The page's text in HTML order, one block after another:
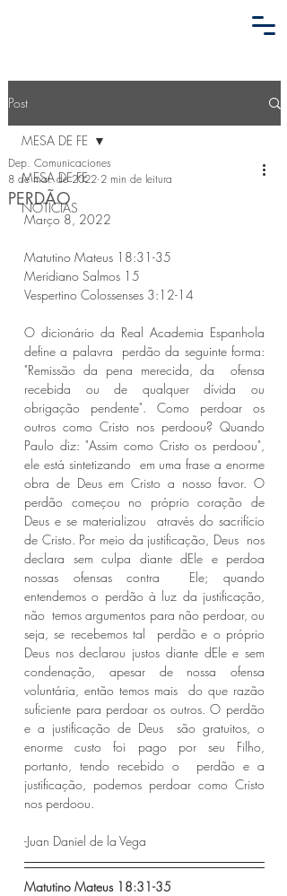
Post
MESA DE FE
NOTICIAS
MESA DE FE
PERDÃO
Dep. Comunicaciones
8 de mar. de 2022 2 min de leitura
Março 8, 2022
Matutino Mateus 18:31-35
Meridiano Salmos 15
Vespertino Colossenses 3:12-14
O dicionário da Real Academia Espanhola
define a palavra  perdão da seguinte forma:
"Remissão da pena merecida, da  ofensa
recebida ou de qualquer dívida ou
obrigação pendente". Como perdoar os
outros como Cristo nos perdoou? Quando
Paulo diz: "Assim como Cristo os perdoou",
ele está sintetizando  em uma frase a enorme
obra de Deus em Cristo a nosso favor. O
perdão começou no próprio coração de
Deus e se materializou  através do sacrifício
de Cristo. Por meio da justificação, Deus  nos
declara sem culpa diante dEle e perdoa
nossas ofensas contra  Ele; quando
entendemos o perdão à luz da justificação,
não  temos argumentos para não perdoar, ou
seja, se recebemos tal  perdão e o próprio
Deus nos declarou justos diante dEle e sem
condenação, apesar de nossa ofensa
voluntária, então temos mais  do que razão
suficiente para perdoar os outros. O perdão
e a justificação de Deus  são gratuitos, o
enorme custo foi pago por seu Filho,
portanto, tendo recebido o  perdão e a
justificação, podemos perdoar como Cristo
nos perdoou.
-Juan Daniel de la Vega
Matutino Mateus 18:31-35